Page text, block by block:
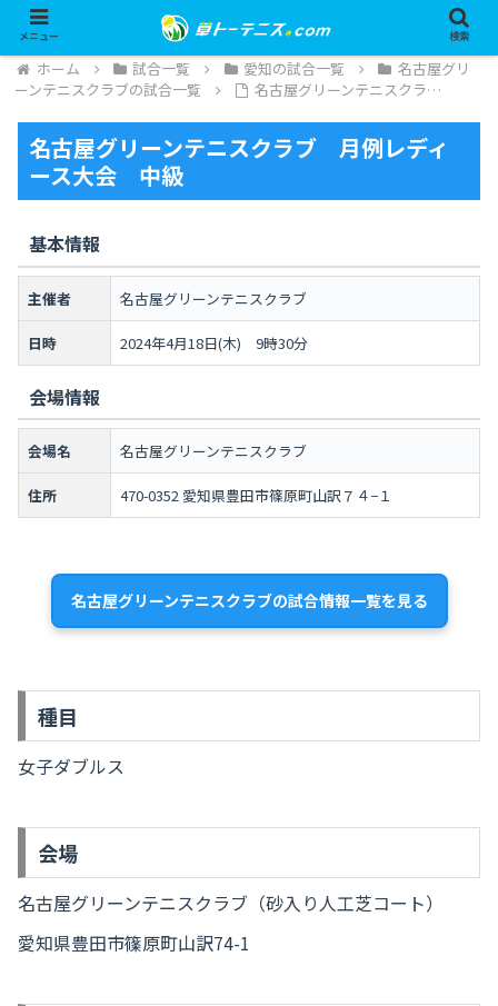
ホーム 試合一覧 愛知の試合一覧
名古屋グリ
ーンテニスクラブの試合一覧
名古屋グリーンテニスクラ…
名古屋グリーンテニスクラブ 月例レディ
ース大会 中級
基本情報
主催者 名古屋グリーンテニスクラブ
日時 2024年4月18日(木) 9時30分
会場情報
会場名 名古屋グリーンテニスクラブ
住所 470-0352 愛知県豊田市篠原町山訳７４−１
名古屋グリーンテニスクラブの試合情報一覧を見る
種目
女子ダブルス
会場
名古屋グリーンテニスクラブ（砂入り人工芝コート）
愛知県豊田市篠原町山訳74-1
メニュー 検索